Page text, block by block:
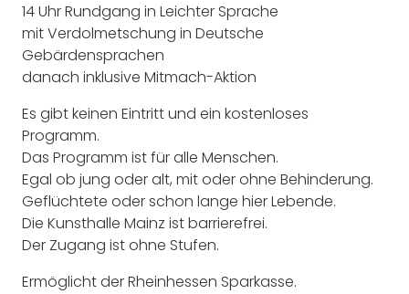
14 Uhr Rundgang in Leichter Sprache
mit Verdolmetschung in Deutsche
Gebärdensprachen
danach inklusive Mitmach-Aktion
Es gibt keinen Eintritt und ein kostenloses
Programm.
Das Programm ist für alle Menschen.
Egal ob jung oder alt, mit oder ohne Behinderung.
Geflüchtete oder schon lange hier Lebende.
Die Kunsthalle Mainz ist barrierefrei.
Der Zugang ist ohne Stufen.
Ermöglicht der Rheinhessen Sparkasse.